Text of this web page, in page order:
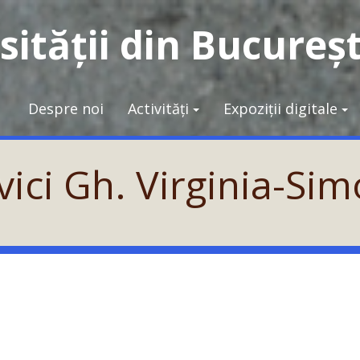
din
Despre noi Activități Expoziții digitale
Gh. Virginia-